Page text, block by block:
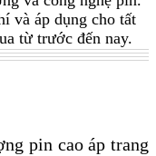
và áp dụng cho tất
từ trước đến nay.
pin cao áp trang